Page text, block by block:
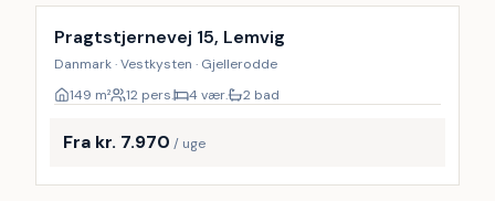
Pragtstjernevej 15, Lemvig
Danmark · Vestkysten · Gjellerodde
149 m² 12 pers. 4 vær. 2 bad
Fra kr. 7.970 / uge
Inkl. rengøring